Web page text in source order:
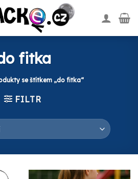
fitka
se štítkem „do fitka“
FILTR